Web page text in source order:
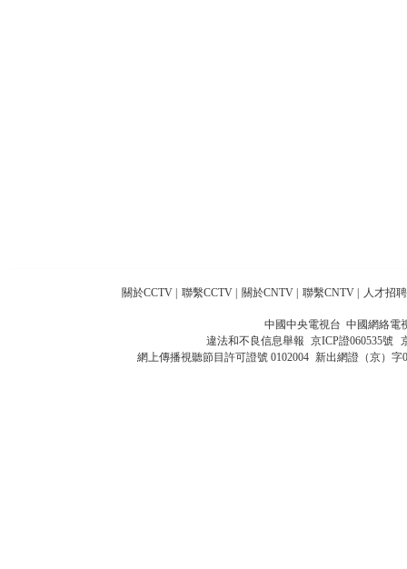
關於CCTV 聯繫CCTV 關於CNTV 聯繫CNTV 人才招聘
中國中央電視台 中國網絡電
違法和不良信息舉報 京ICP證060535號
網上傳播視聽節目許可證號 0102004 新出網證（京）